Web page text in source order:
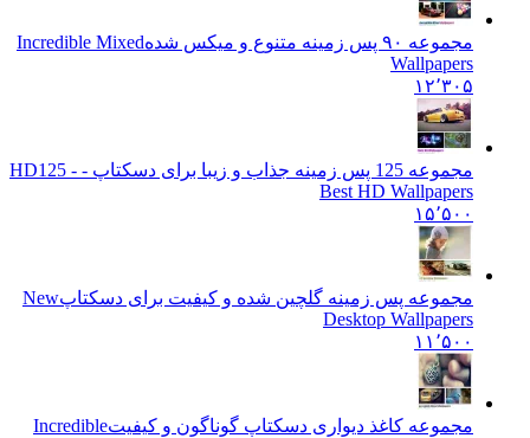
مجموعه ۹۰ پس زمینه متنوع و میکس شده
Incredible Mixed
Wallpapers
۱۲٬۳۰۵
مجموعه 125 پس زمینه جذاب و زیبا برای دسکتاپ - HD
125 -
Best HD Wallpapers
۱۵٬۵۰۰
مجموعه پس زمینه گلچین شده و کیفیت برای دسکتاپNew
Desktop Wallpapers
۱۱٬۵۰۰
مجموعه کاغذ دیواری دسکتاپ گوناگون و کیفیتIncredible